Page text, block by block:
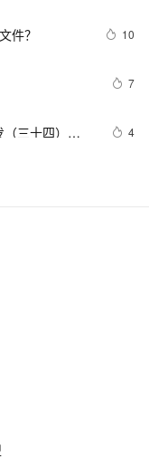
件？ 10
7
三十四）
4